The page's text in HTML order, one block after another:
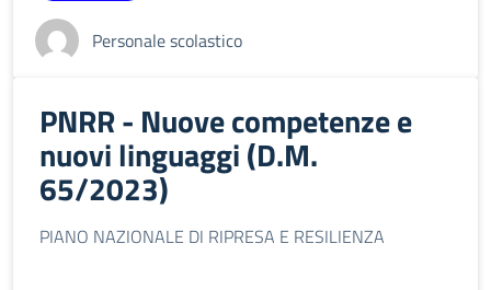
Personale scolastico
PNRR - Nuove competenze e
nuovi linguaggi (D.M.
65/2023)
PIANO NAZIONALE DI RIPRESA E RESILIENZA